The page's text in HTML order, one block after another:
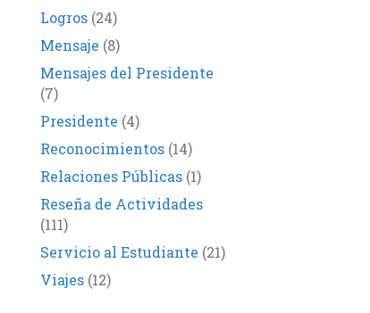
Logros(24)
Mensaje (8)
Mensajes del Presidente
(7)
Presidente (4)
Reconocimientos(14)
Relaciones Públicas(1)
Reseña de Actividades
(111)
Servicio al Estudiante (21)
Viajes(12)